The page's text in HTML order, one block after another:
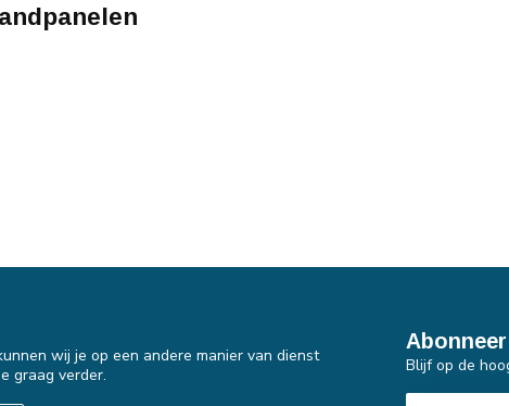
wij je op een andere manier van dienst
graag verder.
Blijf op de